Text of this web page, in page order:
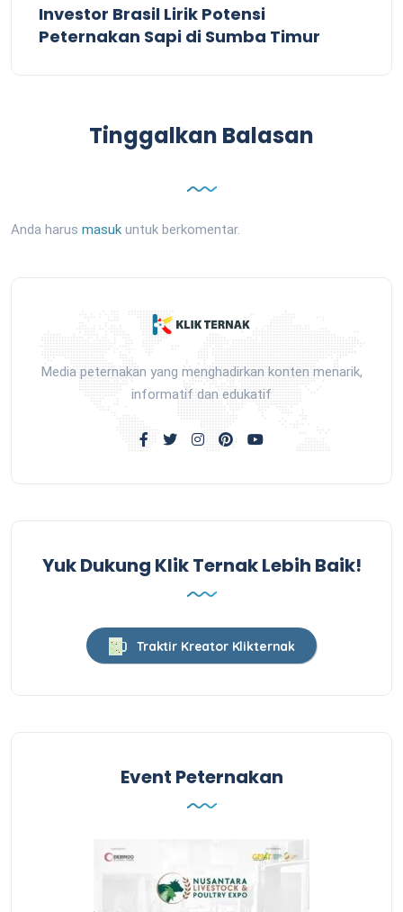
Investor Brasil Lirik Potensi
Peternakan Sapi di Sumba Timur
Tinggalkan Balasan
Anda harus masuk untuk berkomentar.
Media peternakan yang menghadirkan konten menarik,
informatif dan edukatif
Yuk Dukung Klik Ternak Lebih Baik!
Traktir Kreator Klikternak
Event Peternakan